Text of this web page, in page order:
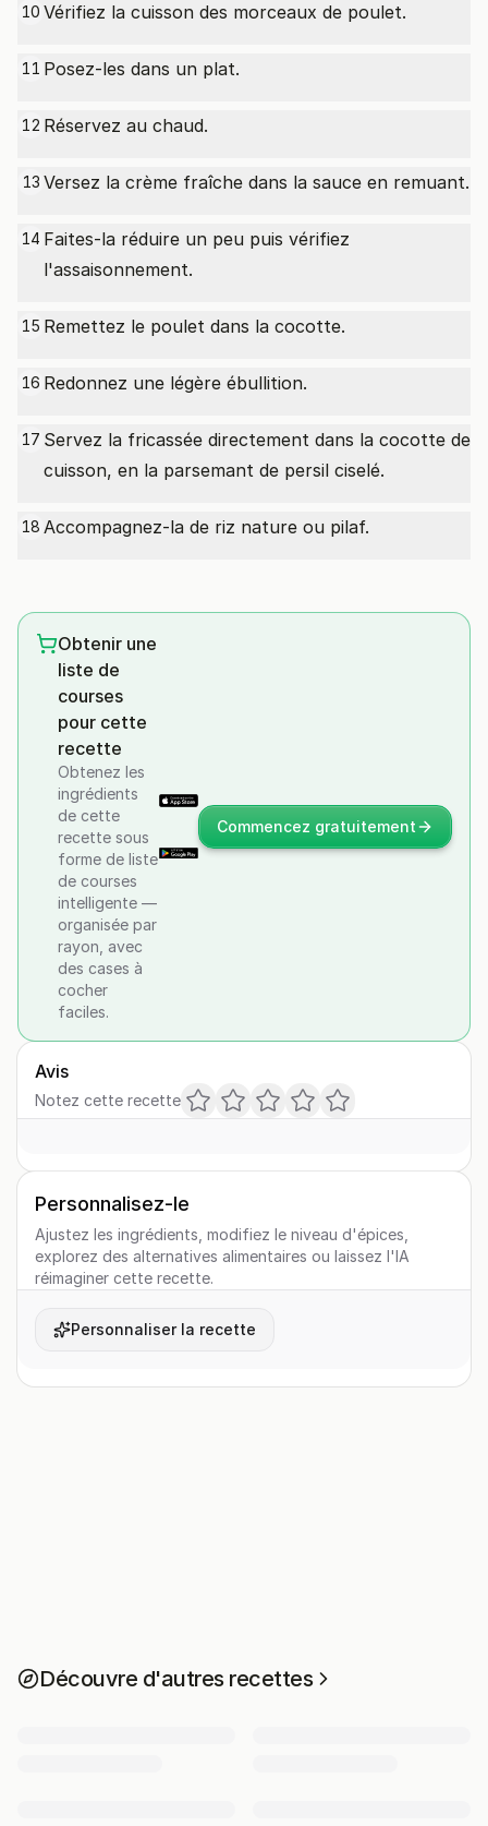
10 Vérifiez la cuisson des morceaux de poulet.
11 Posez-les dans un plat.
12 Réservez au chaud.
13 Versez la crème fraîche dans la sauce en remuant.
14 Faites-la réduire un peu puis vérifiez
l'assaisonnement.
15 Remettez le poulet dans la cocotte.
16 Redonnez une légère ébullition.
17 Servez la fricassée directement dans la cocotte de
cuisson, en la parsemant de persil ciselé.
18 Accompagnez-la de riz nature ou pilaf.
Obtenir une
liste de
courses
pour cette
recette
Obtenez les
ingrédients
de cette
recette sous
forme de liste
de courses
intelligente —
organisée par
rayon, avec
des cases à
cocher
faciles.
Commencez gratuitement
Avis
Notez cette recette
Personnalisez-le
Ajustez les ingrédients, modifiez le niveau d'épices,
explorez des alternatives alimentaires ou laissez l'IA
réimaginer cette recette.
Personnaliser la recette
Découvre d'autres recettes